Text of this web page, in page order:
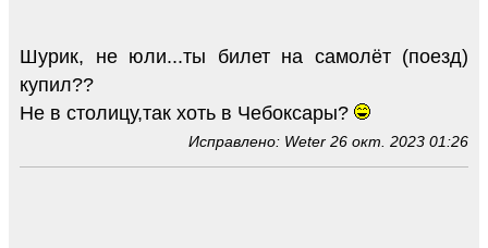
Шурик, не юли...ты билет на самолёт (поезд)
купил??
Не в столицу,так хоть в Чебоксары?
Исправлено: Weter 26 окт. 2023 01:26